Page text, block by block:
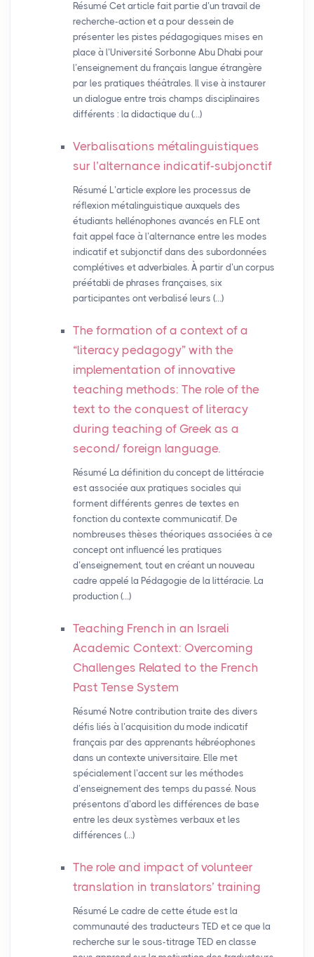
Résumé Cet article fait partie d’un travail de
recherche-action et a pour dessein de
présenter les pistes pédagogiques mises en
place à l’Université Sorbonne Abu Dhabi pour
l’enseignement du français langue étrangère
par les pratiques théâtrales. Il vise à instaurer
un dialogue entre trois champs disciplinaires
différents : la didactique du (…)
Verbalisations métalinguistiques
sur l’alternance indicatif-subjonctif
Résumé L’article explore les processus de
réflexion métalinguistique auxquels des
étudiants hellénophones avancés en FLE ont
fait appel face à l’alternance entre les modes
indicatif et subjonctif dans des subordonnées
complétives et adverbiales. À partir d’un corpus
préétabli de phrases françaises, six
participantes ont verbalisé leurs (…)
The formation of a context of a
“literacy pedagogy” with the
implementation of innovative
teaching methods: The role of the
text to the conquest of literacy
during teaching of Greek as a
second/ foreign language.
Résumé La définition du concept de littéracie
est associée aux pratiques sociales qui
forment différents genres de textes en
fonction du contexte communicatif. De
nombreuses thèses théoriques associées à ce
concept ont influencé les pratiques
d’enseignement, tout en créant un nouveau
cadre appelé la Pédagogie de la littéracie. La
production (…)
Teaching French in an Israeli
Academic Context: Overcoming
Challenges Related to the French
Past Tense System
Résumé Notre contribution traite des divers
défis liés à l’acquisition du mode indicatif
français par des apprenants hébréophones
dans un contexte universitaire. Elle met
spécialement l’accent sur les méthodes
d’enseignement des temps du passé. Nous
présentons d’abord les différences de base
entre les deux systèmes verbaux et les
différences (…)
The role and impact of volunteer
translation in translators’ training
Résumé Le cadre de cette étude est la
communauté des traducteurs TED et ce que la
recherche sur le sous-titrage TED en classe